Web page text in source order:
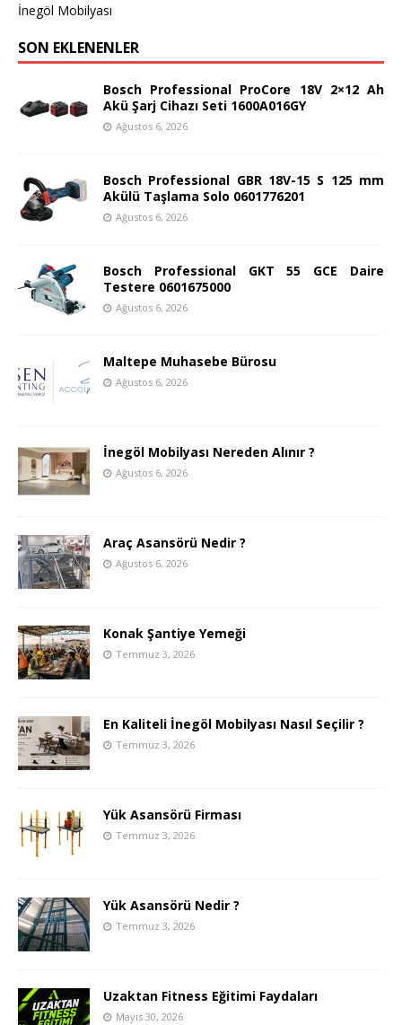
İnegöl Mobilyası
SON EKLENENLER
Bosch Professional ProCore 18V 2×12 Ah
Akü Şarj Cihazı Seti 1600A016GY
Ağustos 6, 2026
Bosch Professional GBR 18V-15 S 125 mm
Akülü Taşlama Solo 0601776201
Ağustos 6, 2026
Bosch Professional GKT 55 GCE Daire
Testere 0601675000
Ağustos 6, 2026
Maltepe Muhasebe Bürosu
Ağustos 6, 2026
İnegöl Mobilyası Nereden Alınır ?
Ağustos 6, 2026
Araç Asansörü Nedir ?
Ağustos 6, 2026
Konak Şantiye Yemeği
Temmuz 3, 2026
En Kaliteli İnegöl Mobilyası Nasıl Seçilir ?
Temmuz 3, 2026
Yük Asansörü Firması
Temmuz 3, 2026
Yük Asansörü Nedir ?
Temmuz 3, 2026
Uzaktan Fitness Eğitimi Faydaları
Mayıs 30, 2026